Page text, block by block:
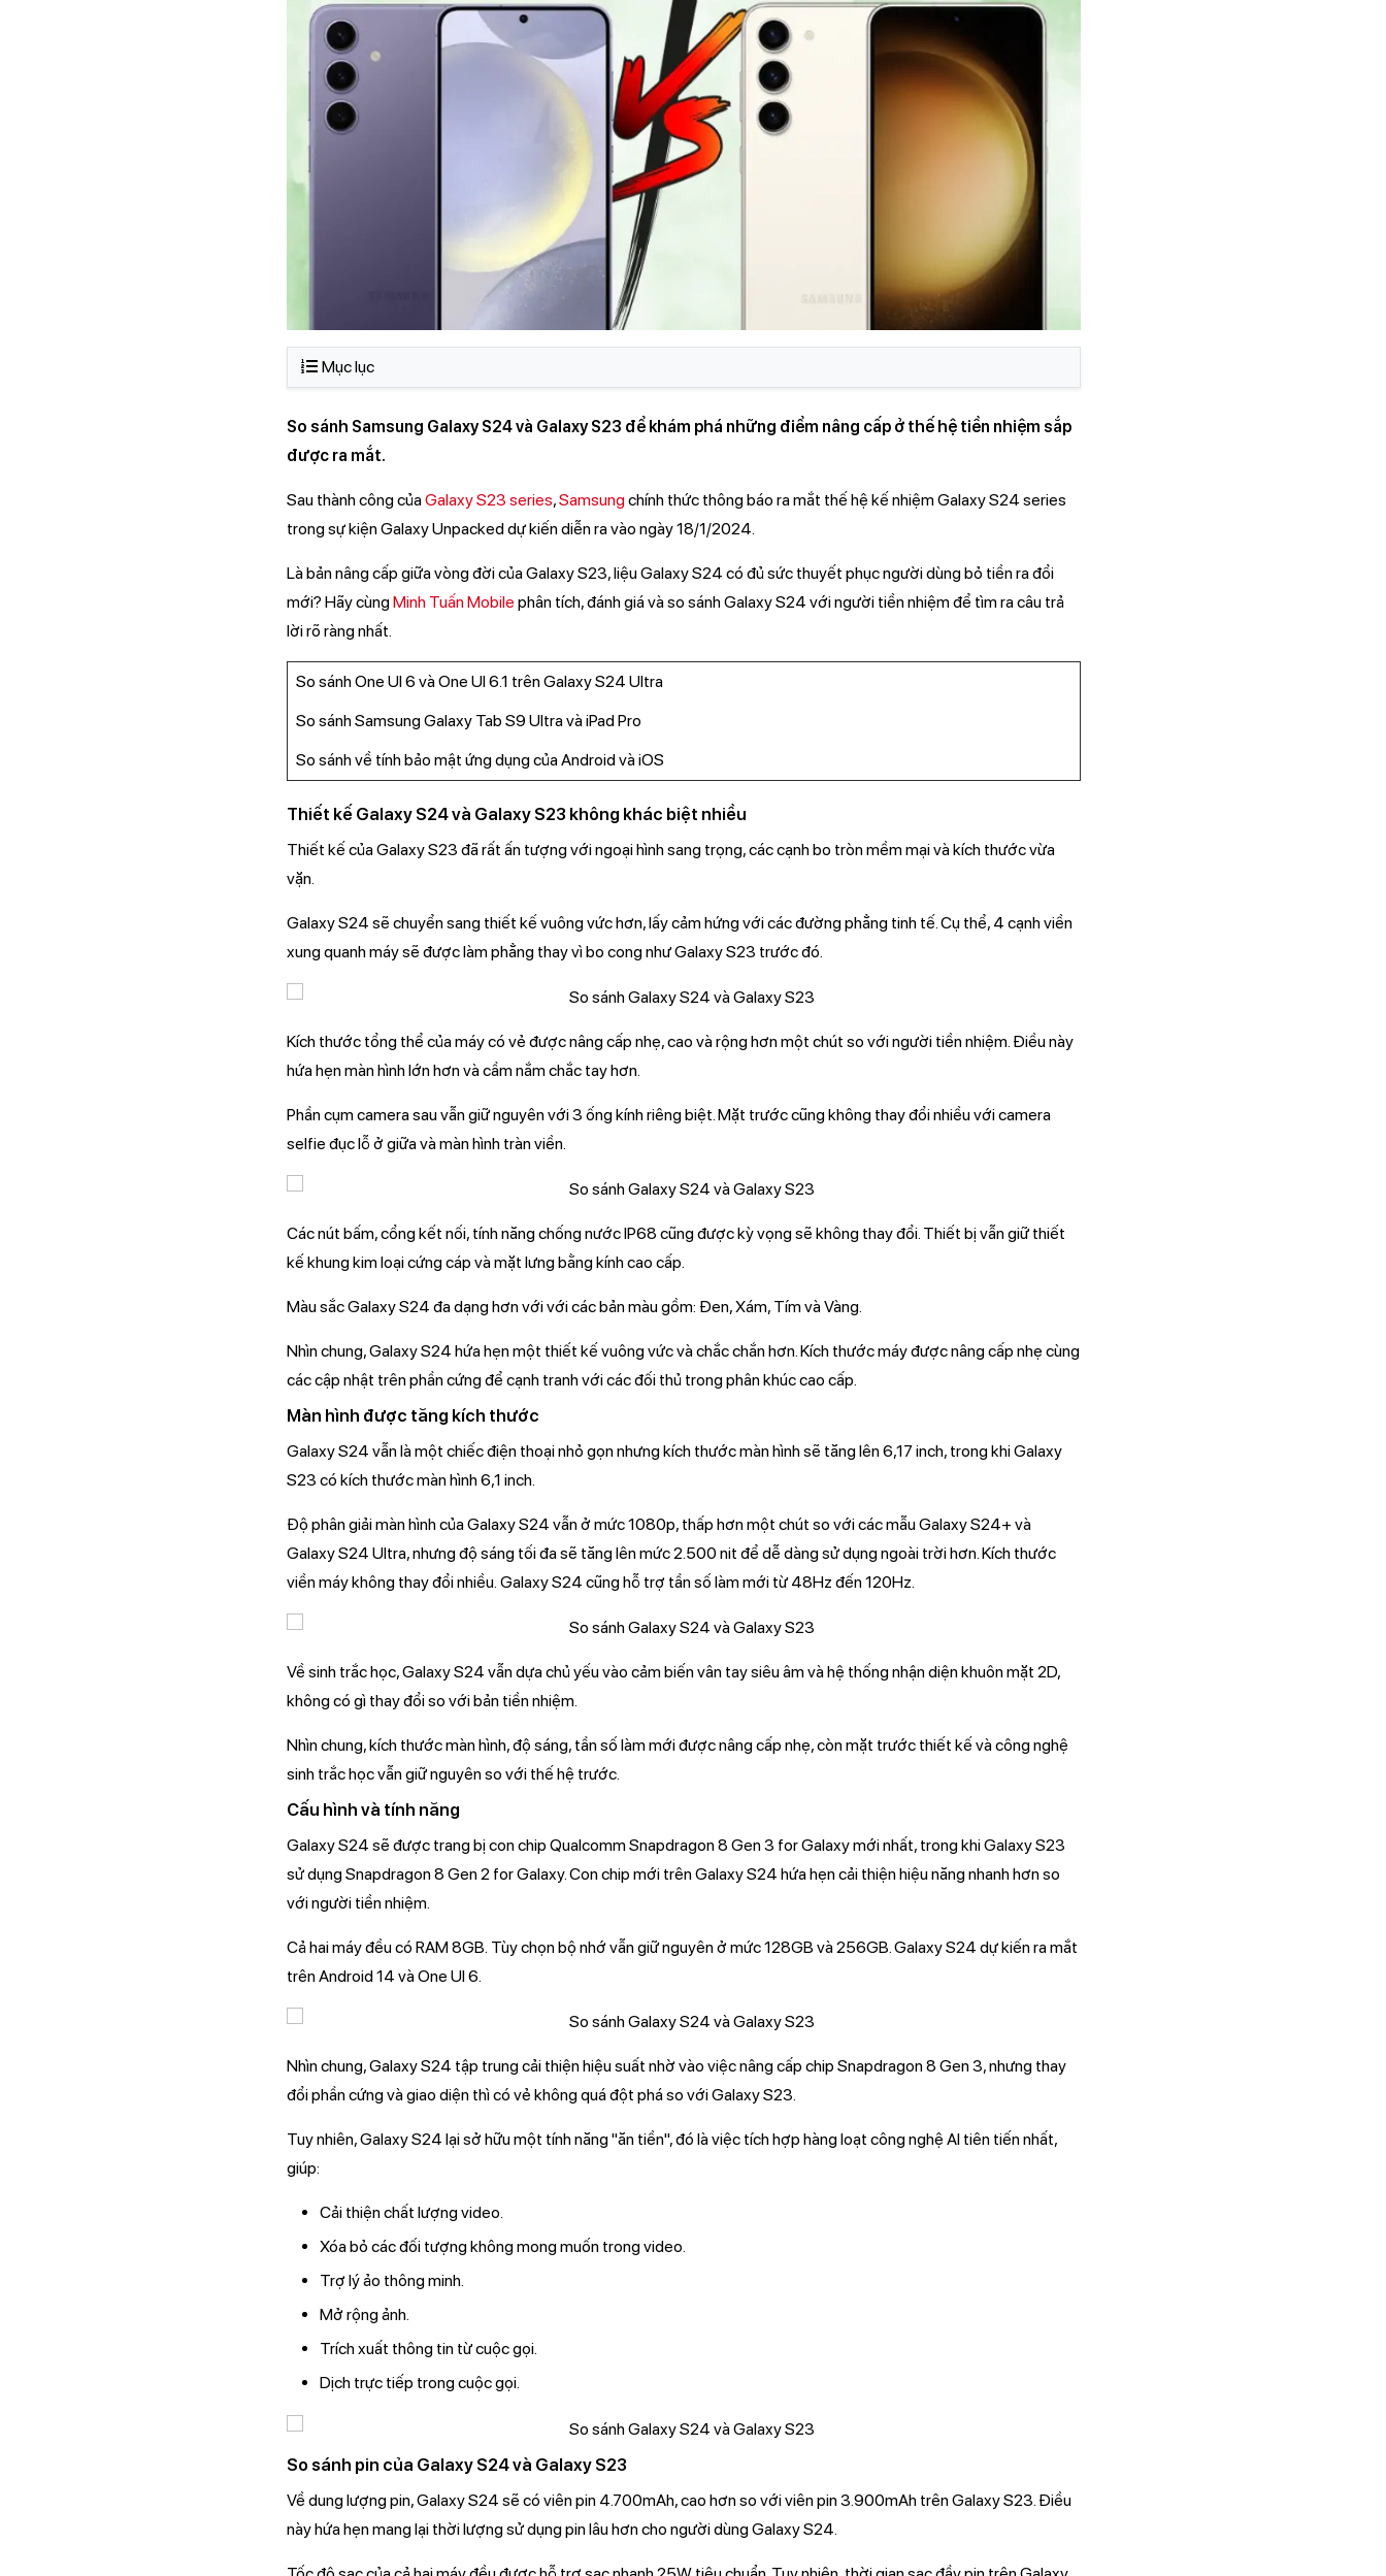
Mục lục
So sánh Samsung Galaxy S24 và Galaxy S23 để khám phá những điểm nâng cấp ở thế hệ tiền nhiệm sắp
được ra mắt.
Sau thành công củaGalaxy S23 series,Samsungchính thức thông báo ra mắt thế hệ kế nhiệm Galaxy S24 series
trong sự kiện Galaxy Unpacked dự kiến diễn ra vào ngày 18/1/2024.
Là bản nâng cấp giữa vòng đời của Galaxy S23, liệu Galaxy S24 có đủ sức thuyết phục người dùng bỏ tiền ra đổi
mới? Hãy cùngMinh Tuấn Mobile phân tích, đánh giá và so sánh Galaxy S24 với người tiền nhiệm để tìm ra câu trả
lời rõ ràng nhất.
So sánh One UI 6 và One UI 6.1 trên Galaxy S24 Ultra
So sánh Samsung Galaxy Tab S9 Ultra và iPad Pro
So sánh về tính bảo mật ứng dụng của Android và iOS
Thiết kế Galaxy S24 và Galaxy S23 không khác biệt nhiều
Thiết kế của Galaxy S23 đã rất ấn tượng với ngoại hình sang trọng, các cạnh bo tròn mềm mại và kích thước vừa
vặn.
Galaxy S24 sẽ chuyển sang thiết kế vuông vức hơn, lấy cảm hứng với các đường phẳng tinh tế. Cụ thể, 4 cạnh viền
xung quanh máy sẽ được làm phẳng thay vì bo cong như Galaxy S23 trước đó.
Kích thước tổng thể của máy có vẻ được nâng cấp nhẹ, cao và rộng hơn một chút so với người tiền nhiệm. Điều này
hứa hẹn màn hình lớn hơn và cầm nắm chắc tay hơn.
Phần cụm camera sau vẫn giữ nguyên với 3 ống kính riêng biệt. Mặt trước cũng không thay đổi nhiều với camera
selfie đục lỗ ở giữa và màn hình tràn viền.
Các nút bấm, cổng kết nối, tính năng chống nước IP68 cũng được kỳ vọng sẽ không thay đổi. Thiết bị vẫn giữ thiết
kế khung kim loại cứng cáp và mặt lưng bằng kính cao cấp.
Màu sắc Galaxy S24 đa dạng hơn với với các bản màu gồm: Đen, Xám, Tím và Vàng.
Nhìn chung, Galaxy S24 hứa hẹn một thiết kế vuông vức và chắc chắn hơn. Kích thước máy được nâng cấp nhẹ cùng
các cập nhật trên phần cứng để cạnh tranh với các đối thủ trong phân khúc cao cấp.
Màn hình được tăng kích thước
Galaxy S24 vẫn là một chiếc điện thoại nhỏ gọn nhưng kích thước màn hình sẽ tăng lên 6,17 inch, trong khi Galaxy
S23 có kích thước màn hình 6,1 inch.
Độ phân giải màn hình của Galaxy S24 vẫn ở mức 1080p, thấp hơn một chút so với các mẫu Galaxy S24+ và
Galaxy S24 Ultra, nhưng độ sáng tối đa sẽ tăng lên mức 2.500 nit để dễ dàng sử dụng ngoài trời hơn. Kích thước
viền máy không thay đổi nhiều. Galaxy S24 cũng hỗ trợ tần số làm mới từ 48Hz đến 120Hz.
Về sinh trắc học, Galaxy S24 vẫn dựa chủ yếu vào cảm biến vân tay siêu âm và hệ thống nhận diện khuôn mặt 2D,
không có gì thay đổi so với bản tiền nhiệm.
Nhìn chung, kích thước màn hình, độ sáng, tần số làm mới được nâng cấp nhẹ, còn mặt trước thiết kế và công nghệ
sinh trắc học vẫn giữ nguyên so với thế hệ trước.
Cấu hình và tính năng
Galaxy S24 sẽ được trang bị con chip Qualcomm Snapdragon 8 Gen 3 for Galaxy mới nhất, trong khi Galaxy S23
sử dụng Snapdragon 8 Gen 2 for Galaxy. Con chip mới trên Galaxy S24 hứa hẹn cải thiện hiệu năng nhanh hơn so
với người tiền nhiệm.
Cả hai máy đều có RAM 8GB. Tùy chọn bộ nhớ vẫn giữ nguyên ở mức 128GB và 256GB. Galaxy S24 dự kiến ra mắt
trên Android 14 và One UI 6.
Nhìn chung, Galaxy S24 tập trung cải thiện hiệu suất nhờ vào việc nâng cấp chip Snapdragon 8 Gen 3, nhưng thay
đổi phần cứng và giao diện thì có vẻ không quá đột phá so với Galaxy S23.
Tuy nhiên, Galaxy S24 lại sở hữu một tính năng "ăn tiền", đó là việc tích hợp hàng loạt công nghệ AI tiên tiến nhất,
giúp:
Cải thiện chất lượng video.
Xóa bỏ các đối tượng không mong muốn trong video.
Trợ lý ảo thông minh.
Mở rộng ảnh.
Trích xuất thông tin từ cuộc gọi.
Dịch trực tiếp trong cuộc gọi.
So sánh pin của Galaxy S24 và Galaxy S23
Về dung lượng pin, Galaxy S24 sẽ có viên pin 4.700mAh, cao hơn so với viên pin 3.900mAh trên Galaxy S23. Điều
này hứa hẹn mang lại thời lượng sử dụng pin lâu hơn cho người dùng Galaxy S24.